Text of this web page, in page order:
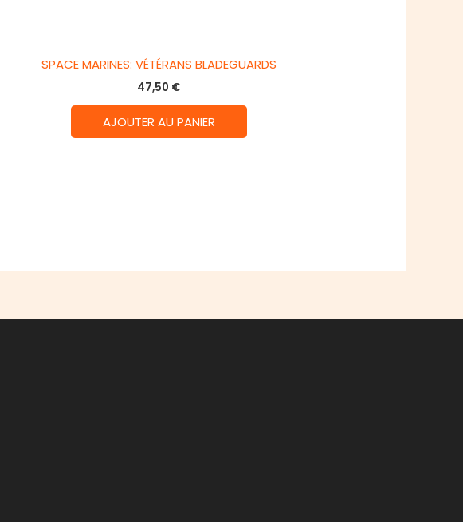
SPACE MARINES: VÉTÉRANS BLADEGUARDS
47,50 €
AJOUTER AU PANIER